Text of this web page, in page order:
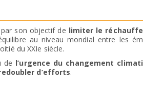
son objectif de limiter le
au niveau mondial entre les
du XXIe siècle.
de l’urgence du changement
d’efforts.